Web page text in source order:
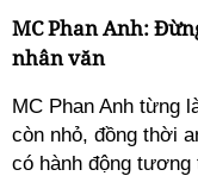
MC Phan Anh:
nhân văn
MC Phan Anh từng
còn nhỏ, đồng thời
có hành động